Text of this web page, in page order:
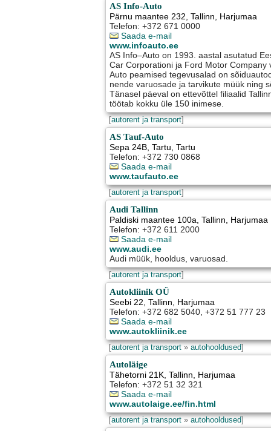
AS Info-Auto
Pärnu maantee 232,Tallinn, Harjumaa
Telefon: +372 671 0000
Saada e-mail
www.infoauto.ee
AS Info–Auto on 1993. aastal asutatud
Car Corporationi ja Ford Motor Company
Auto peamised tegevusalad on
nende varuosade ja tarvikute müük ning
Tänasel päeval on ettevõttel filiaalid
töötab kokku üle 150 inimese.
[autorent ja transport]
AS Tauf-Auto
Sepa 24B,Tartu, Tartu
Telefon: +372 730 0868
Saada e-mail
www.taufauto.ee
[autorent ja transport]
Audi Tallinn
Paldiski maantee 100a,Tallinn, Harjumaa
Telefon: +372 611 2000
Saada e-mail
www.audi.ee
Audi müük, hooldus, varuosad.
[autorent ja transport]
Autokliinik OÜ
Seebi 22,Tallinn, Harjumaa
Telefon: +372 682 5040, +372 51 777 23
Saada e-mail
www.autokliinik.ee
[autorent ja transport»autohooldused]
Autoläige
Tähetorni 21K,Tallinn, Harjumaa
Telefon: +372 51 32 321
Saada e-mail
www.autolaige.ee/fin.html
[autorent ja transport»autohooldused]